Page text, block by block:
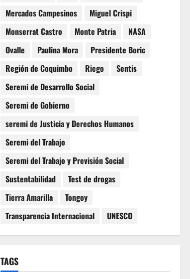
Mercados Campesinos
Miguel Crispi
Monserrat Castro
Monte Patria
NASA
Ovalle
Paulina Mora
Presidente Boric
Región de Coquimbo
Riego
Sentis
Seremi de Desarrollo Social
Seremi de Gobierno
seremi de Justicia y Derechos Humanos
Seremi del Trabajo
Seremi del Trabajo y Previsión Social
Sustentabilidad
Test de drogas
Tierra Amarilla
Tongoy
Transparencia Internacional
UNESCO
TAGS